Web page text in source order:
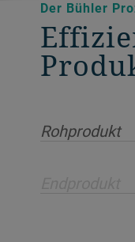
Der Bühler
Rohprodukt